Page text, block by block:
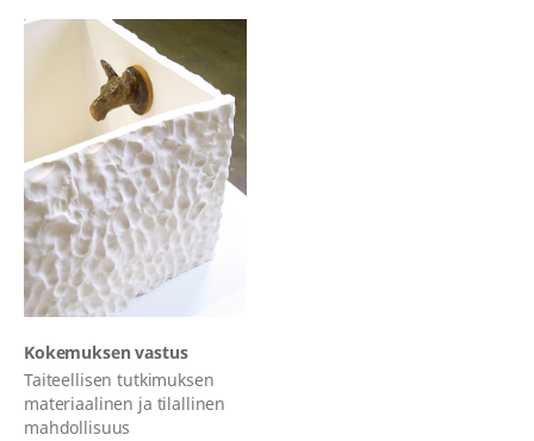
Kokemuksen vastus
Taiteellisen tutkimuksen
materiaalinen ja tilallinen
mahdollisuus